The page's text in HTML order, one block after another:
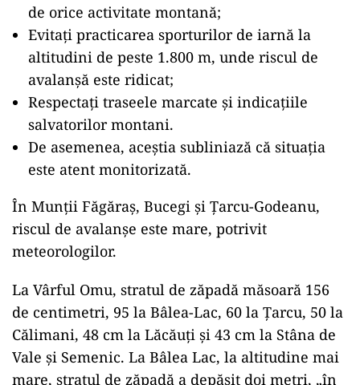
de orice activitate montană;
Evitați practicarea sporturilor de iarnă la
altitudini de peste 1.800 m, unde riscul de
avalanșă este ridicat;
Respectați traseele marcate și indicațiile
salvatorilor montani.
De asemenea, aceștia subliniază că situația
este atent monitorizată.
În Munții Făgăraș, Bucegi și Țarcu-Godeanu,
riscul de avalanșe este mare, potrivit
meteorologilor.
La Vârful Omu, stratul de zăpadă măsoară 156
de centimetri, 95 la Bâlea-Lac, 60 la Țarcu, 50 la
Călimani, 48 cm la Lăcăuți și 43 cm la Stâna de
Vale și Semenic. La Bâlea Lac, la altitudine mai
mare, stratul de zăpadă a depăşit doi metri, „în